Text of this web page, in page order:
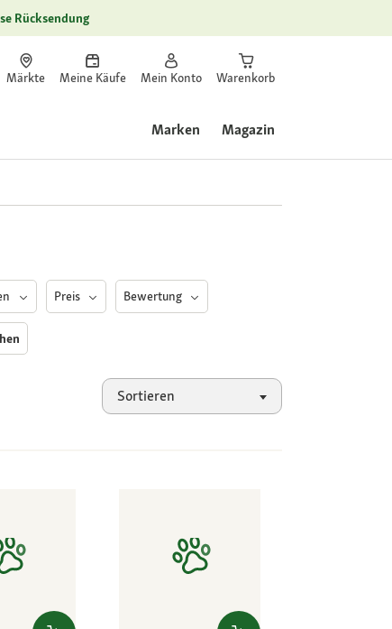
Rücksendung
Märkte Meine Käufe Mein Konto Warenkorb
Marken Magazin
Preis Bewertung
Sortieren